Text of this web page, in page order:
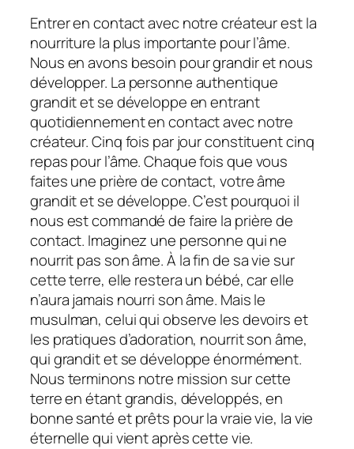
Entrer en contact avec notre créateur est la
nourriture la plus importante pour l’âme.
Nous en avons besoin pour grandir et nous
développer. La personne authentique
grandit et se développe en entrant
quotidiennement en contact avec notre
créateur. Cinq fois par jour constituent cinq
repas pour l’âme. Chaque fois que vous
faites une prière de contact, votre âme
grandit et se développe. C’est pourquoi il
nous est commandé de faire la prière de
contact. Imaginez une personne qui ne
nourrit pas son âme. À la fin de sa vie sur
cette terre, elle restera un bébé, car elle
n’aura jamais nourri son âme. Mais le
musulman, celui qui observe les devoirs et
les pratiques d’adoration, nourrit son âme,
qui grandit et se développe énormément.
Nous terminons notre mission sur cette
terre en étant grandis, développés, en
bonne santé et prêts pour la vraie vie, la vie
éternelle qui vient après cette vie.